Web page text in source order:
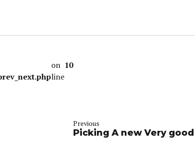
on
line
10
Previous
Picking A new Very